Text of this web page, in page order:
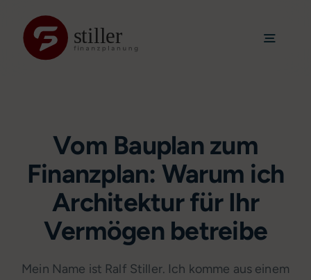
content
Toggle
Leistungen
Mandanten
Neuigkeiten
Kontakt
Vom Bauplan zum
Finanzplan: Warum ich
Architektur für Ihr
Vermögen betreibe
Mein Name ist Ralf Stiller. Ich komme aus einem